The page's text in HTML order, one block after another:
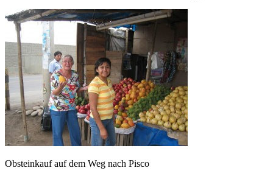
Obsteinkauf auf dem Weg nach Pisco